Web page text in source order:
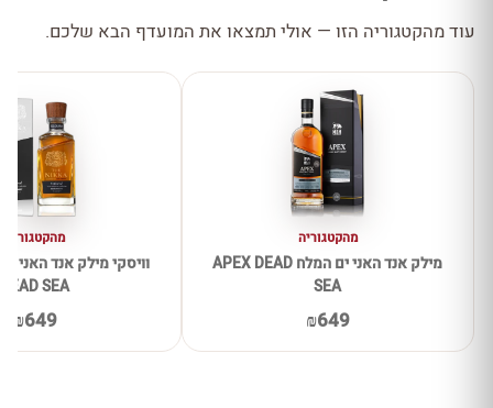
עוד מהקטגוריה הזו — אולי תמצאו את המועדף הבא שלכם.
מהקטגוריה
מילק אנד האני ים המלח APEX DEAD
SEA
₪649
מהקטגוריה
DEAD SEA
₪649